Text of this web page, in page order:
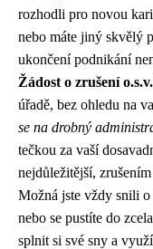
rozhodli pro novou
nebo máte jiný skvělý
ukončení podnikání
Žádost o zrušení
úřadě, bez ohledu na
se na drobný
tečkou za vaší
nejdůležitější,
Možná jste vždy snili o
nebo se pustíte do
splnit si své sny a